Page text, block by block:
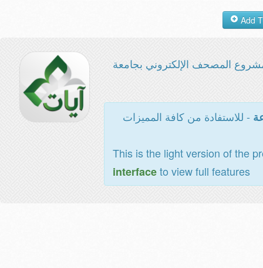
المصحف الإلكتروني بجامعة
- للاستفادة من كافة المميزات
This is the light version of the
interfaceto view full features